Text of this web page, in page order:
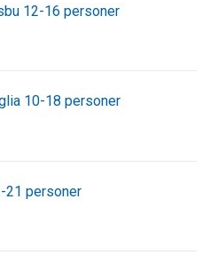
12-16 personer
10-18 personer
21 personer